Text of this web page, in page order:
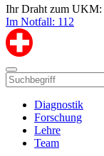
Ihr Draht zum UKM:
Im Notfall: 112
Diagnostik
Forschung
Lehre
Team